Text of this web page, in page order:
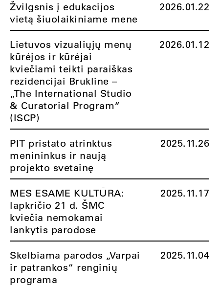
Žvilgsnis į edukacijos
vietą šiuolaikiniame mene
2026.01.22
Lietuvos vizualiųjų menų
kūrėjos ir kūrėjai
kviečiami teikti paraiškas
rezidencijai Brukline –
„The International Studio
& Curatorial Program“
(ISCP)
2026.01.12
PIT pristato atrinktus
menininkus ir naują
projekto svetainę
2025.11.26
MES ESAME KULTŪRA:
lapkričio 21 d. ŠMC
kviečia nemokamai
lankytis parodose
2025.11.17
Skelbiama parodos „Varpai
ir patrankos“ renginių
programa
2025.11.04